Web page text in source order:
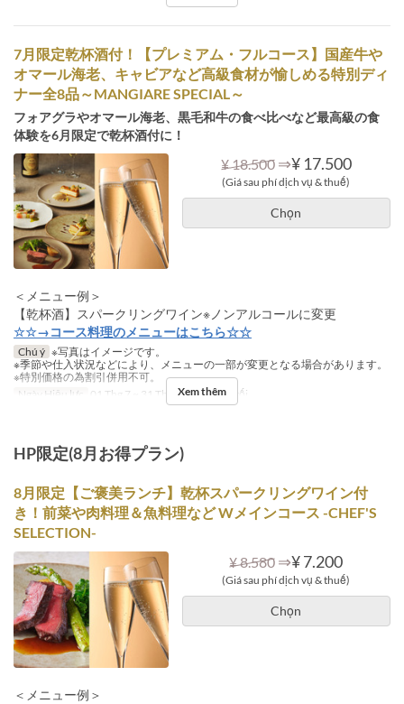
7月限定乾杯酒付！【プレミアム・フルコース】国産牛や
オマール海老、キャビアなど高級食材が愉しめる特別ディ
ナー全8品～MANGIARE SPECIAL～
フォアグラやオマール海老、黒毛和牛の食べ比べなど最高級の食
体験を6月限定で乾杯酒付に！
¥ 18.500 ⇒¥ 17.500
(Giá sau phí dịch vụ & thuế)
Chọn
＜メニュー例＞
【乾杯酒】スパークリングワイン※ノンアルコールに変更
☆☆→コース料理のメニューはこちら☆☆
Chú ý ※写真はイメージです。
※季節や仕入状況などにより、メニューの一部が変更となる場合があります。
※特別価格の為割引併用不可。
Ngày Hiệu lực
01 Thg 7 ~ 31 Thg 7 Bữa Bữa tối
Xem thêm
HP限定(8月お得プラン)
8月限定【ご褒美ランチ】乾杯スパークリングワイン付
き！前菜や肉料理＆魚料理など Wメインコース -CHEF'S
SELECTION-
¥ 8.580 ⇒¥ 7.200
(Giá sau phí dịch vụ & thuế)
Chọn
＜メニュー例＞